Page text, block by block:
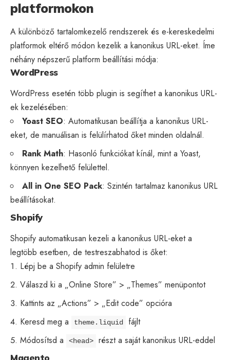
platformokon
A különböző tartalomkezelő rendszerek és e-kereskedelmi
platformok eltérő módon kezelik a kanonikus URL-eket. Íme
néhány népszerű platform beállítási módja:
WordPress
WordPress esetén több plugin is segíthet a kanonikus URL-
ek kezelésében:
Yoast SEO: Automatikusan beállítja a kanonikus URL-
eket, de manuálisan is felülírhatod őket minden oldalnál.
Rank Math: Hasonló funkciókat kínál, mint a Yoast,
könnyen kezelhető felülettel.
All in One SEO Pack: Szintén tartalmaz kanonikus URL
beállításokat.
Shopify
Shopify automatikusan kezeli a kanonikus URL-eket a
legtöbb esetben, de testreszabhatod is őket:
Lépj be a Shopify admin felületre
Válaszd ki a „Online Store” > „Themes” menüpontot
Kattints az „Actions” > „Edit code” opcióra
Keresd meg a
theme.liquid
fájlt
Módosítsd a
<head> részt a saját kanonikus URL-eddel